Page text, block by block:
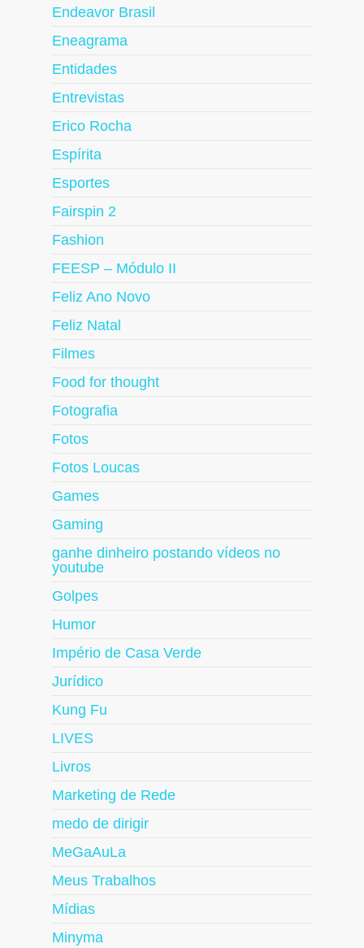
Endeavor Brasil
Eneagrama
Entidades
Entrevistas
Erico Rocha
Espírita
Esportes
Fairspin 2
Fashion
FEESP – Módulo II
Feliz Ano Novo
Feliz Natal
Filmes
Food for thought
Fotografia
Fotos
Fotos Loucas
Games
Gaming
ganhe dinheiro postando vídeos no
youtube
Golpes
Humor
Império de Casa Verde
Jurídico
Kung Fu
LIVES
Livros
Marketing de Rede
medo de dirigir
MeGaAuLa
Meus Trabalhos
Mídias
Minyma